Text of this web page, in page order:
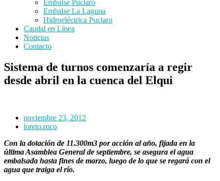
Embalse Puclaro
Embalse La Laguna
Hidroeléctrica Puclaro
Caudal en Línea
Noticias
Contacto
Sistema de turnos comenzaría a regir
desde abril en la cuenca del Elqui
noviembre 23, 2012
loreto.roco
Con la dotación de 11.300m3 por acción al año, fijada en la
última Asamblea General de septiembre, se asegura el agua
embalsada hasta fines de marzo, luego de lo que se regará con el
agua que traiga el río.